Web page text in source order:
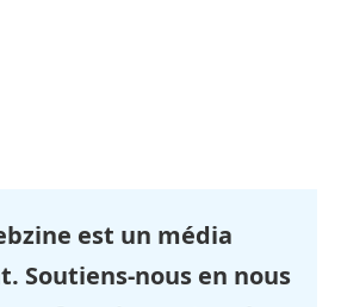
est un média
Soutiens-nous en nous